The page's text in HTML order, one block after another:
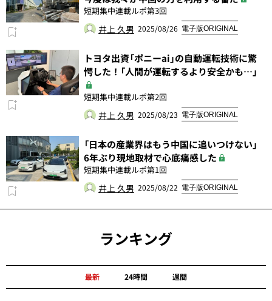
短期集中連載ルポ第3回
井上 久男 2025/08/26 電子版ORIGINAL
トヨタ出資「ポニーai」の自動運転技術に驚
愕した！「人間が運転するより安全かも…」
短期集中連載ルポ第2回
井上 久男 2025/08/23 電子版ORIGINAL
「日本の産業界はもう中国に追いつけない」
6年ぶり現地取材で心底痛感した
短期集中連載ルポ第1回
井上 久男 2025/08/22 電子版ORIGINAL
ランキング
最新 24時間 週間